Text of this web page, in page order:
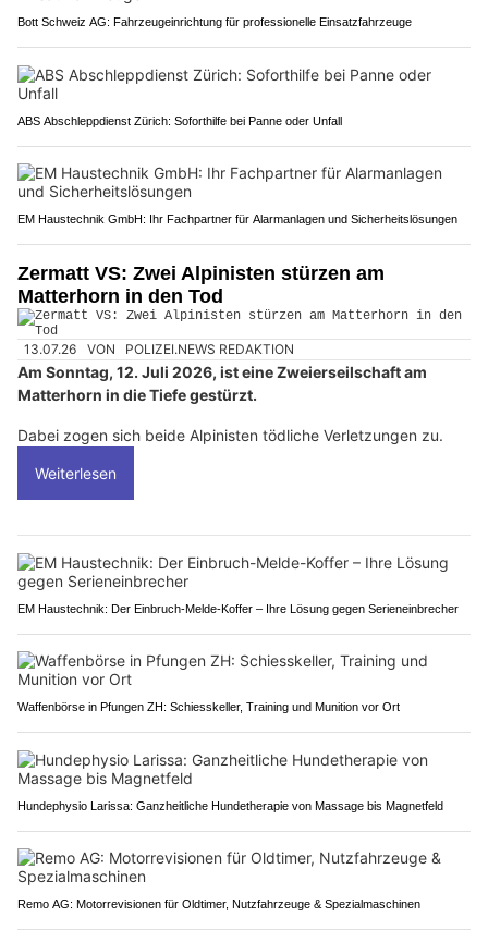
Bott Schweiz AG: Fahrzeugeinrichtung für professionelle Einsatzfahrzeuge
ABS Abschleppdienst Zürich: Soforthilfe bei Panne oder Unfall
EM Haustechnik GmbH: Ihr Fachpartner für Alarmanlagen und Sicherheitslösungen
Zermatt VS: Zwei Alpinisten stürzen am
Matterhorn in den Tod
13.07.26 VON POLIZEI.NEWS REDAKTION
Am Sonntag, 12. Juli 2026, ist eine Zweierseilschaft am
Matterhorn in die Tiefe gestürzt.
Dabei zogen sich beide Alpinisten tödliche Verletzungen zu.
Weiterlesen
EM Haustechnik: Der Einbruch-Melde-Koffer – Ihre Lösung gegen Serieneinbrecher
Waffenbörse in Pfungen ZH: Schiesskeller, Training und Munition vor Ort
Hundephysio Larissa: Ganzheitliche Hundetherapie von Massage bis Magnetfeld
Remo AG: Motorrevisionen für Oldtimer, Nutzfahrzeuge & Spezialmaschinen